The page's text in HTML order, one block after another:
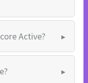
Active?